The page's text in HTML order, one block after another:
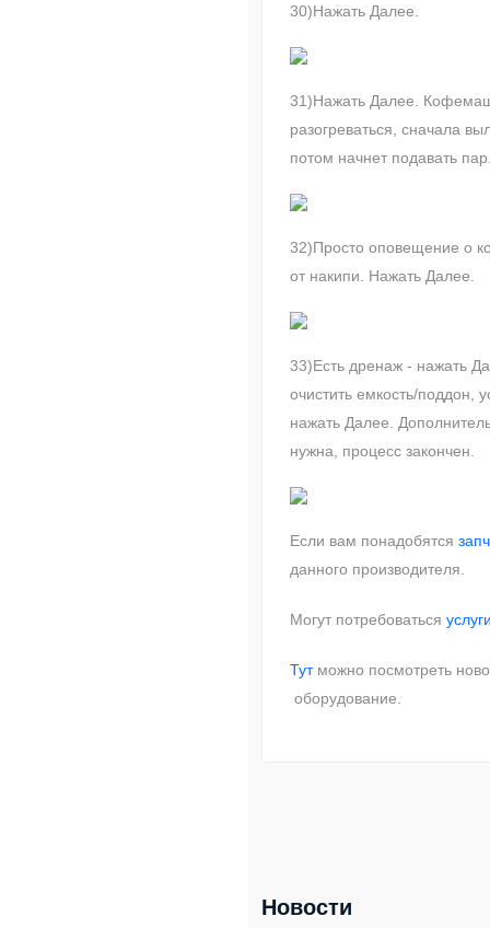
30)Нажать Далее.
31)Нажать Далее.
разогреваться, сначала
потом начнет подавать
32)Просто оповещение о
от накипи. Нажать Далее.
33)Есть дренаж - нажать
очистить емкость/поддон,
нажать Далее.
нужна, процесс закончен.
Если вам понадобятся
данного производителя.
Могут потребоваться
Тутможно посмотреть
оборудование.
Новости